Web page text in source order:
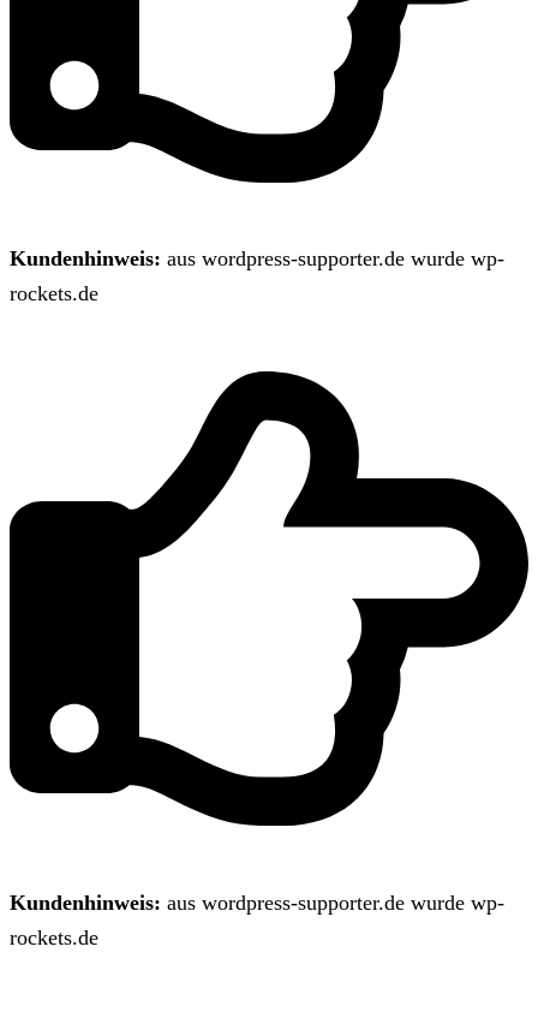
Kundenhinweis: aus wordpress-supporter.de wurde wp-
rockets.de
Kundenhinweis: aus wordpress-supporter.de wurde wp-
rockets.de